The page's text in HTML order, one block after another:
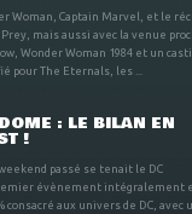
Woman, Captain Marvel, et le
mais aussi avec la venue
Wonder Woman 1984 et un
pour The Eternals, les ...
: LE BILAN EN
!
passé se tenait le DC
évènement intégralement
consacré aux univers de DC, avec